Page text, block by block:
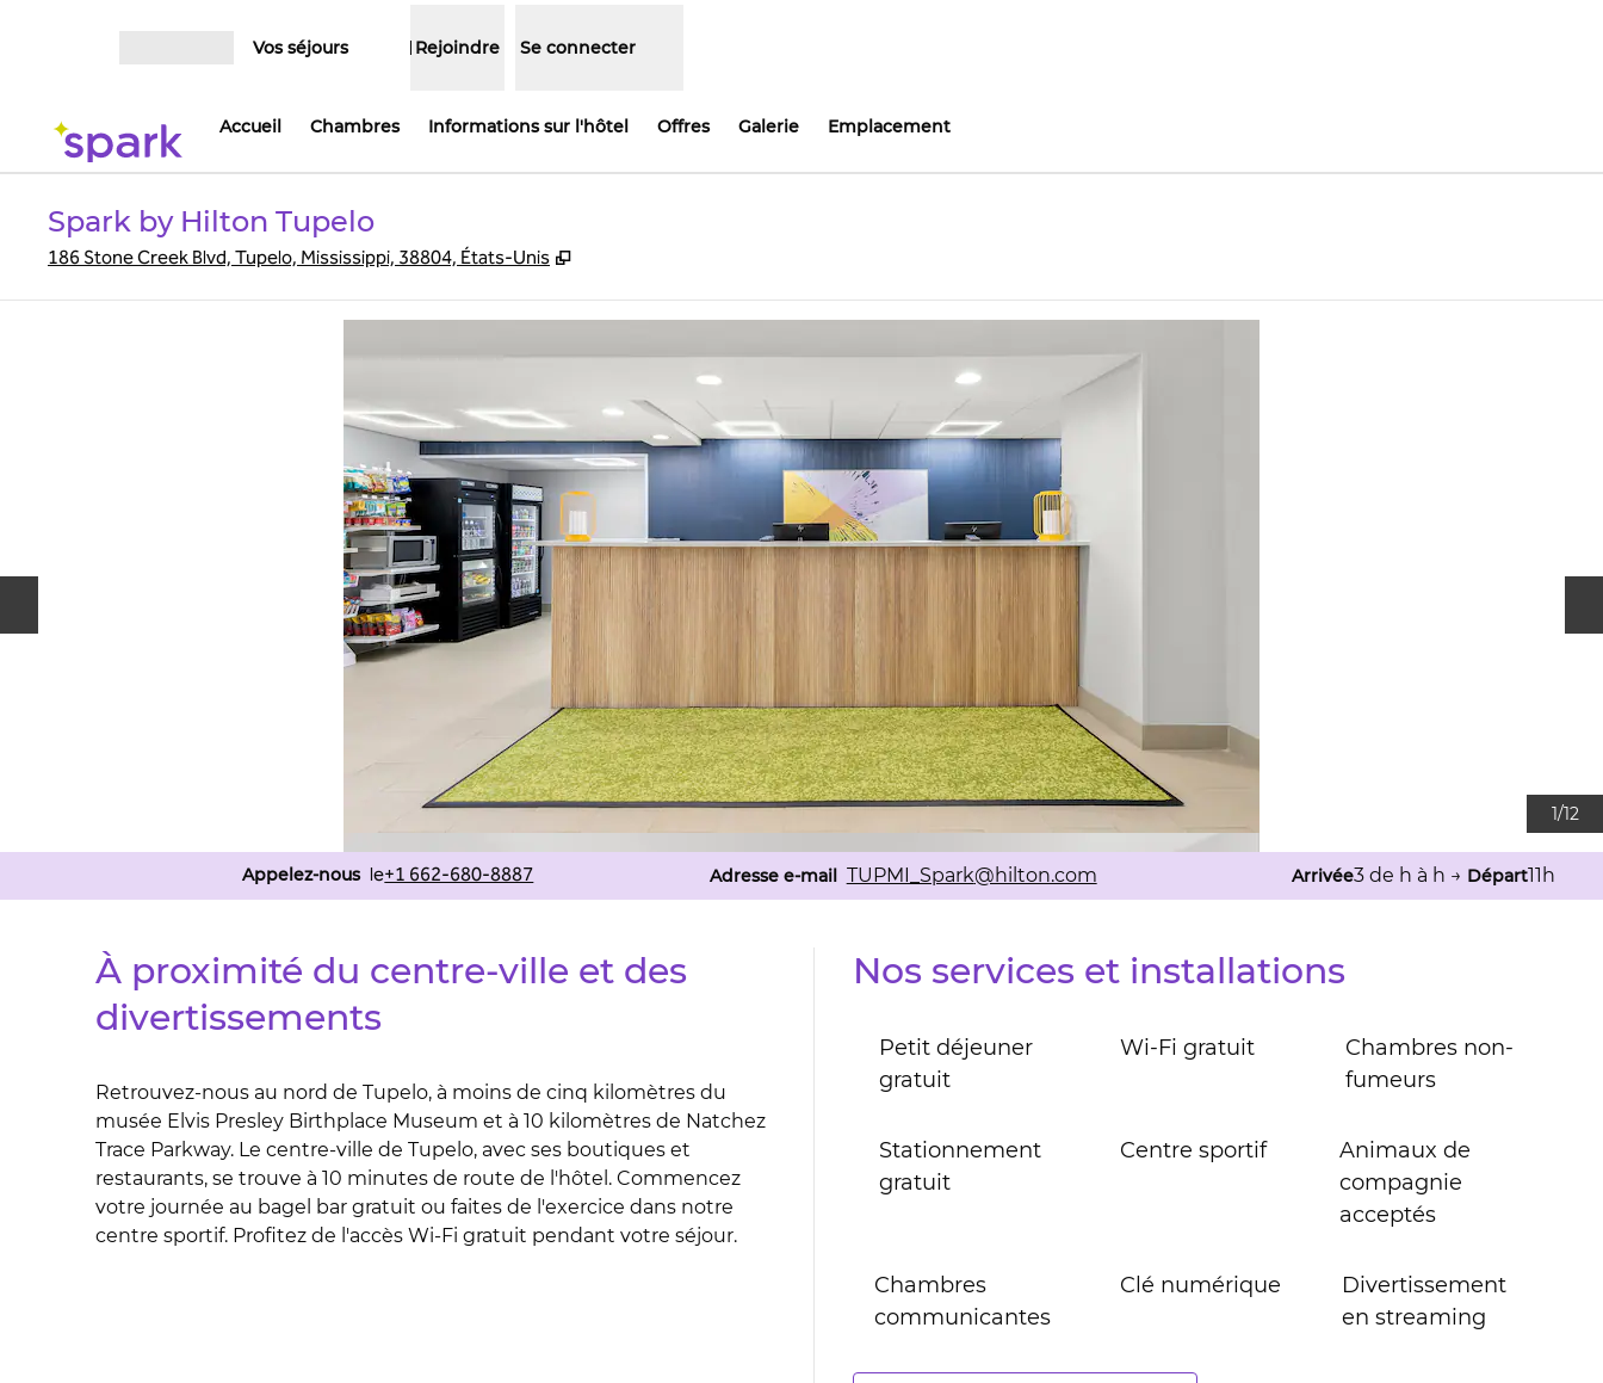
Vos séjours Rejoindre Se connecter
Accueil Chambres Informations sur l'hôtel Offres Galerie Emplacement
Spark by Hilton Tupelo
186 Stone Creek Blvd, Tupelo, Mississippi, 38804, États-Unis ,
1/12
Appelez-nous
Appelez le+1 662-680-8887 Adresse e-mail
Email TUPMI_Spark@hilton.com Arrivée3 de h à h → Départ11h
À proximité du centre-ville et des
divertissements
Retrouvez-nous au nord de Tupelo, à moins de cinq kilomètres du
musée Elvis Presley Birthplace Museum et à 10 kilomètres de Natchez
Trace Parkway. Le centre-ville de Tupelo, avec ses boutiques et
restaurants, se trouve à 10 minutes de route de l'hôtel. Commencez
votre journée au bagel bar gratuit ou faites de l'exercice dans notre
centre sportif. Profitez de l'accès Wi-Fi gratuit pendant votre séjour.
Nos services et installations
Petit déjeuner
gratuit
Wi-Fi gratuit
Chambres non-
fumeurs
Stationnement
gratuit
Centre sportif
Animaux de
compagnie
acceptés
Chambres
communicantes
Clé numérique
Divertissement
en streaming